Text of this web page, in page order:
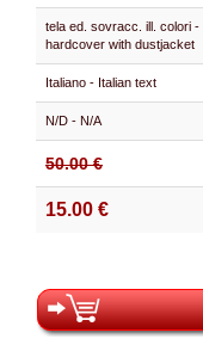
tela ed. sovracc. ill. colori -
hardcover with dustjacket
Italiano - Italian text
N/D - N/A
50.00 €
15.00 €